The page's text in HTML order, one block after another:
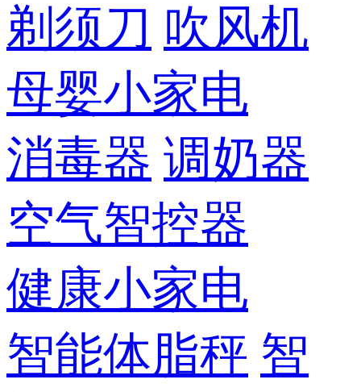
剃须刀 吹风机
母婴小家电
消毒器 调奶器
空气智控器
健康小家电
智能体脂秤 智